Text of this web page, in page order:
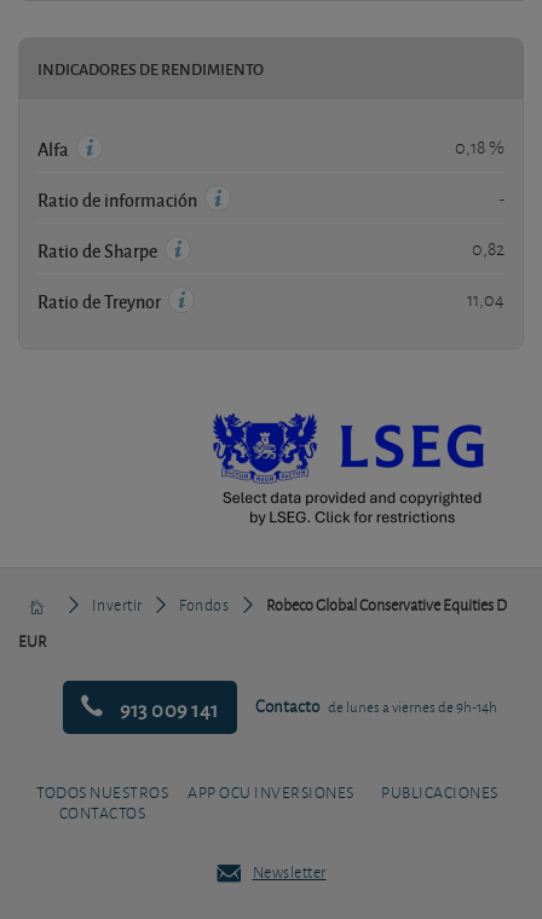
INDICADORES DE RENDIMIENTO
Alfa 0,18 %
Ratio de información -
Ratio de Sharpe 0,82
Ratio de Treynor 11,04
Invertir Fondos
Robeco Global Conservative Equities D
EUR
913 009 141 Contacto de lunes a viernes de 9h-14h
TODOS NUESTROS
CONTACTOS
APP OCU INVERSIONES PUBLICACIONES
Newsletter